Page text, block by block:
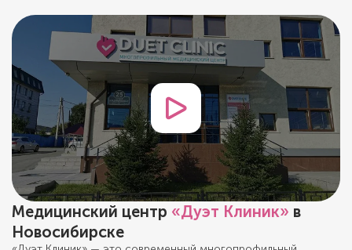
Медицинский центр «Дуэт Клиник» в
Новосибирске